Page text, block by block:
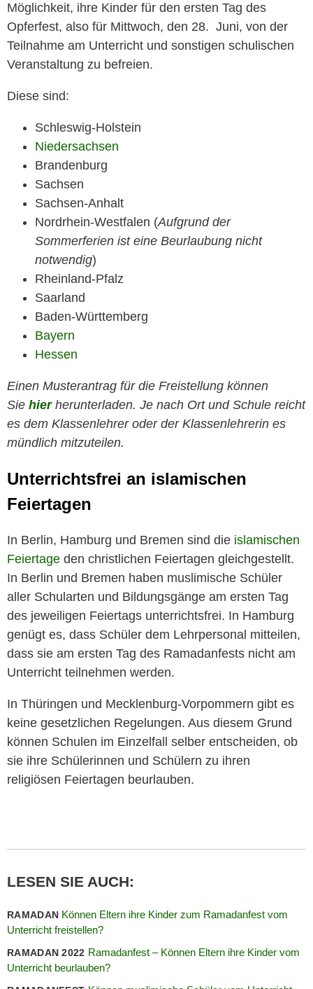
Möglichkeit, ihre Kinder für den ersten Tag des
Opferfest, also für Mittwoch, den 28. Juni, von der
Teilnahme am Unterricht und sonstigen schulischen
Veranstaltung zu befreien.
Diese sind:
Schleswig-Holstein
Niedersachsen
Brandenburg
Sachsen
Sachsen-Anhalt
Nordrhein-Westfalen (Aufgrund der
Sommerferien ist eine Beurlaubung nicht
notwendig)
Rheinland-Pfalz
Saarland
Baden-Württemberg
Bayern
Hessen
Einen Musterantrag für die Freistellung können
Sie hierherunterladen. Je nach Ort und Schule reicht
es dem Klassenlehrer oder der Klassenlehrerin es
mündlich mitzuteilen.
Unterrichtsfrei an islamischen
Feiertagen
In Berlin, Hamburg und Bremen sind die islamischen
Feiertage den christlichen Feiertagen gleichgestellt.
In Berlin und Bremen haben muslimische Schüler
aller Schularten und Bildungsgänge am ersten Tag
des jeweiligen Feiertags unterrichtsfrei. In Hamburg
genügt es, dass Schüler dem Lehrpersonal mitteilen,
dass sie am ersten Tag des Ramadanfests nicht am
Unterricht teilnehmen werden.
In Thüringen und Mecklenburg-Vorpommern gibt es
keine gesetzlichen Regelungen. Aus diesem Grund
können Schulen im Einzelfall selber entscheiden, ob
sie ihre Schülerinnen und Schülern zu ihren
religiösen Feiertagen beurlauben.
LESEN SIE AUCH:
RAMADAN Können Eltern ihre Kinder zum Ramadanfest vom
Unterricht freistellen?
RAMADAN 2022 Ramadanfest – Können Eltern ihre Kinder vom
Unterricht beurlauben?